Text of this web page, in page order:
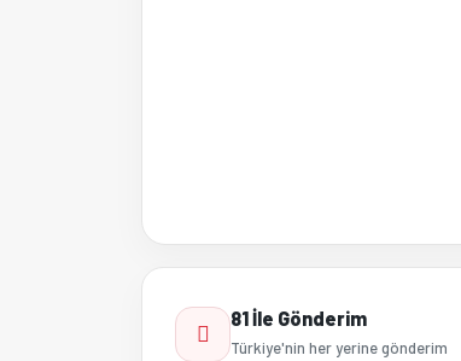
81 İle Gönderim
Türkiye'nin her yerine gönderim